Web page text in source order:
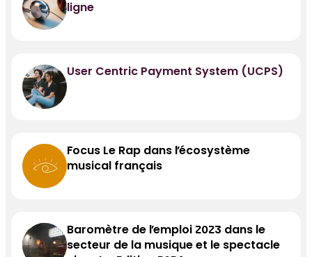
ligne
User Centric Payment System (UCPS)
Focus Le Rap dans l’écosystème
musical français
Baromètre de l’emploi 2023 dans le
secteur de la musique et le spectacle